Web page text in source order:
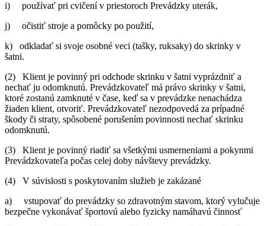
i) používať pri cvičení v priestoroch Prevádzky uterák,
j) očistiť stroje a pomôcky po použití,
k) odkladať si svoje osobné veci (tašky, ruksaky) do skrinky v
šatni.
(2) Klient je povinný pri odchode skrinku v šatni vyprázdniť a
nechať ju odomknutú. Prevádzkovateľ má právo skrinky v šatni,
ktoré zostanú zamknuté v čase, keď sa v prevádzke nenachádza
žiaden klient, otvoriť. Prevádzkovateľ nezodpovedá za prípadné
škody či straty, spôsobené porušením povinnosti nechať skrinku
odomknutú.
(3) Klient je povinný riadiť sa všetkými usmerneniami a pokynmi
Prevádzkovateľa počas celej doby návštevy prevádzky.
(4) V súvislosti s poskytovaním služieb je zakázané
a) vstupovať do prevádzky so zdravotným stavom, ktorý vylučuje
bezpečne vykonávať športovú alebo fyzicky namáhavú činnosť